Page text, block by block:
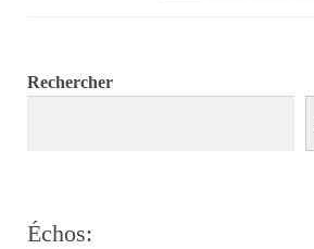
Rechercher
Échos: